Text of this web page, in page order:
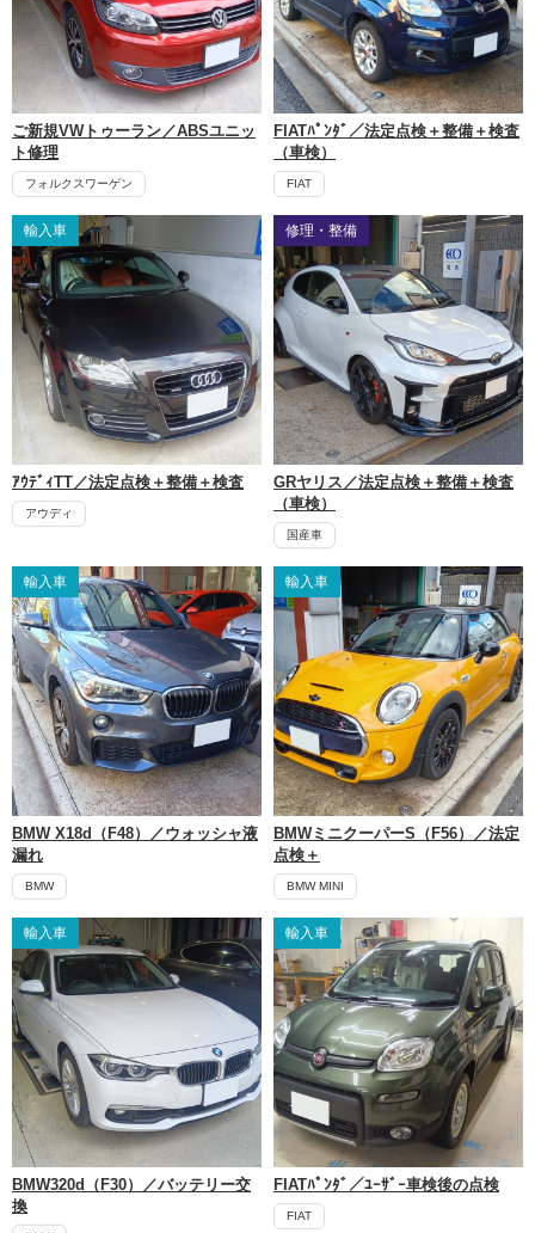
ご新規VWトゥーラン／ABSユニッ
ト修理
フォルクスワーゲン
FIATﾊﾟﾝﾀﾞ／法定点検＋整備＋検査
（車検）
FIAT
輸入車
ｱｳﾃﾞｨTT／法定点検＋整備＋検査
アウディ
修理・整備
GRヤリス／法定点検＋整備＋検査
（車検）
国産車
輸入車
BMW X18d（F48）／ウォッシャ液
漏れ
BMW
輸入車
BMWミニクーパーS（F56）／法定
点検＋
BMW MINI
輸入車
BMW320d（F30）／バッテリー交
換
輸入車
FIATﾊﾟﾝﾀﾞ／ﾕｰｻﾞｰ車検後の点検
FIAT